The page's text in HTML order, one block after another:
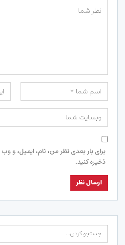
برای بار بعدی نظر من، نام، ایمیل، و
ذخیره کنید.